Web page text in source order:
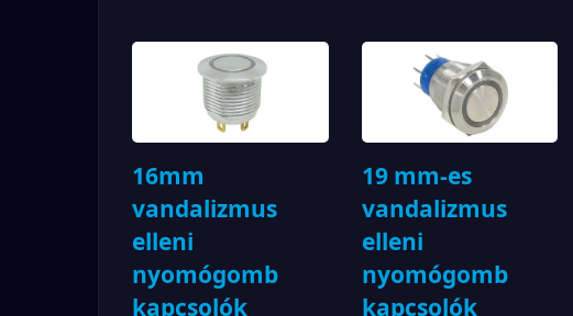
16mm
vandalizmus
elleni
nyomógomb
kapcsolók
19 mm-es
vandalizmus
elleni
nyomógomb
kapcsolók